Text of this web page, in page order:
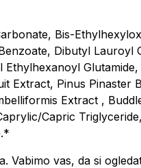
Bis-
Dibutyl Lauroyl
Extract, Pinus Pinaster
Extract ,
Capric
Vabimo vas, da si